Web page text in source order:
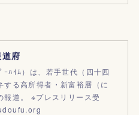
府
ﾊｲﾑ）は、若手世代（四十四
する高所得者・新富裕層（に
報道。 ※プレスリリース受